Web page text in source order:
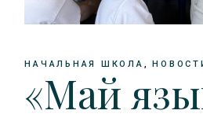
НАЧАЛЬНАЯ ШКОЛА
«Май